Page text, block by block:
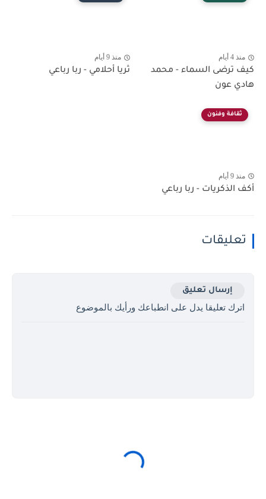
منذ 4 أيام
كيف ترضى السماء - محمد
هادي عون
منذ 9 أيام
ثريا أحلامي - ربا رباعي
ثقافة وفنون
منذ 9 أيام
أكف الذكريات - ربا رباعي
تعليقات
إرسال تعليق
اترك تعليقا يدل على انطباعك ورأيك بالموضوع